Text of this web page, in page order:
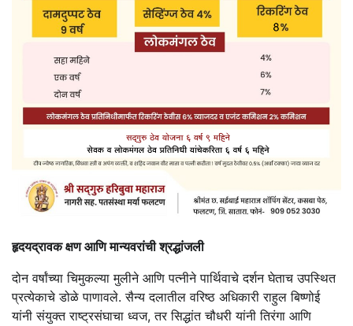
हृदयद्रावक क्षण आणि मान्यवरांची श्रद्धांजली
दोन वर्षांच्या चिमुकल्या मुलीने आणि पत्नीने पार्थिवाचे दर्शन घेताच उपस्थित
प्रत्येकाचे डोळे पाणावले. सैन्य दलातील वरिष्ठ अधिकारी राहुल बिष्णोई
यांनी संयुक्त राष्ट्रसंघाचा ध्वज, तर सिद्धांत चौधरी यांनी तिरंगा आणि